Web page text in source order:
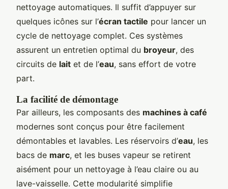
nettoyage automatiques. Il suffit d’appuyer sur
quelques icônes sur l’écran tactile pour lancer un
cycle de nettoyage complet. Ces systèmes
assurent un entretien optimal du broyeur, des
circuits de lait et de l’eau, sans effort de votre
part.
La facilité de démontage
Par ailleurs, les composants des machines à café
modernes sont conçus pour être facilement
démontables et lavables. Les réservoirs d’eau, les
bacs de marc, et les buses vapeur se retirent
aisément pour un nettoyage à l’eau claire ou au
lave-vaisselle. Cette modularité simplifie